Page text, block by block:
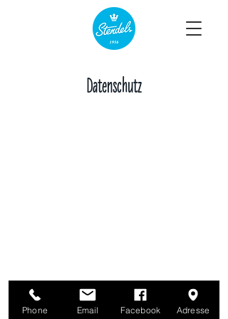
Datenschutz
Phone Email Facebook Adresse